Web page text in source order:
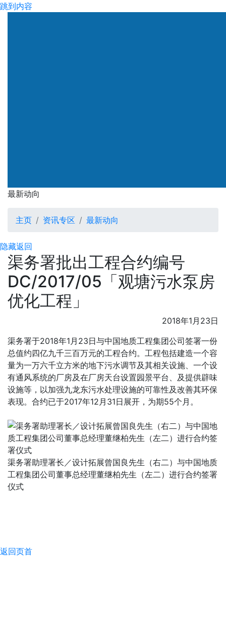
跳到内容
最新动向
最新动向
主页 资讯专区 最新动向
隐藏返回
渠务署批出工程合约编号
DC/2017/05「观塘污水泵房
优化工程」
2018年1月23日
渠务署于2018年1月23日与中国地质工程集团公司签署一份
总值约四亿九千三百万元的工程合约。工程包括建造一个容
量为一万六千立方米的地下污水调节及其相关设施、一个设
有通风系统的厂房及在厂房天台设置园景平台、及提供辟味
设施等，以加强九龙东污水处理设施的可靠性及改善其环保
表现。合约已于2017年12月31日展开，为期55个月。
渠务署助理署长／设计拓展曾国良先生（右二）与中国地质
工程集团公司董事总经理董继柏先生（左二）进行合约签署
仪式
返回页首